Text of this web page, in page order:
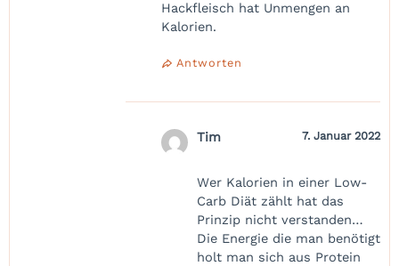
Hackfleisch hat Unmengen an
Kalorien.
Antworten
Tim 7. Januar 2022
Wer Kalorien in einer Low-
Carb Diät zählt hat das
Prinzip nicht verstanden…
Die Energie die man benötigt
holt man sich aus Protein